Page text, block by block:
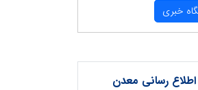
خبری
اطلاع رسانی معدن